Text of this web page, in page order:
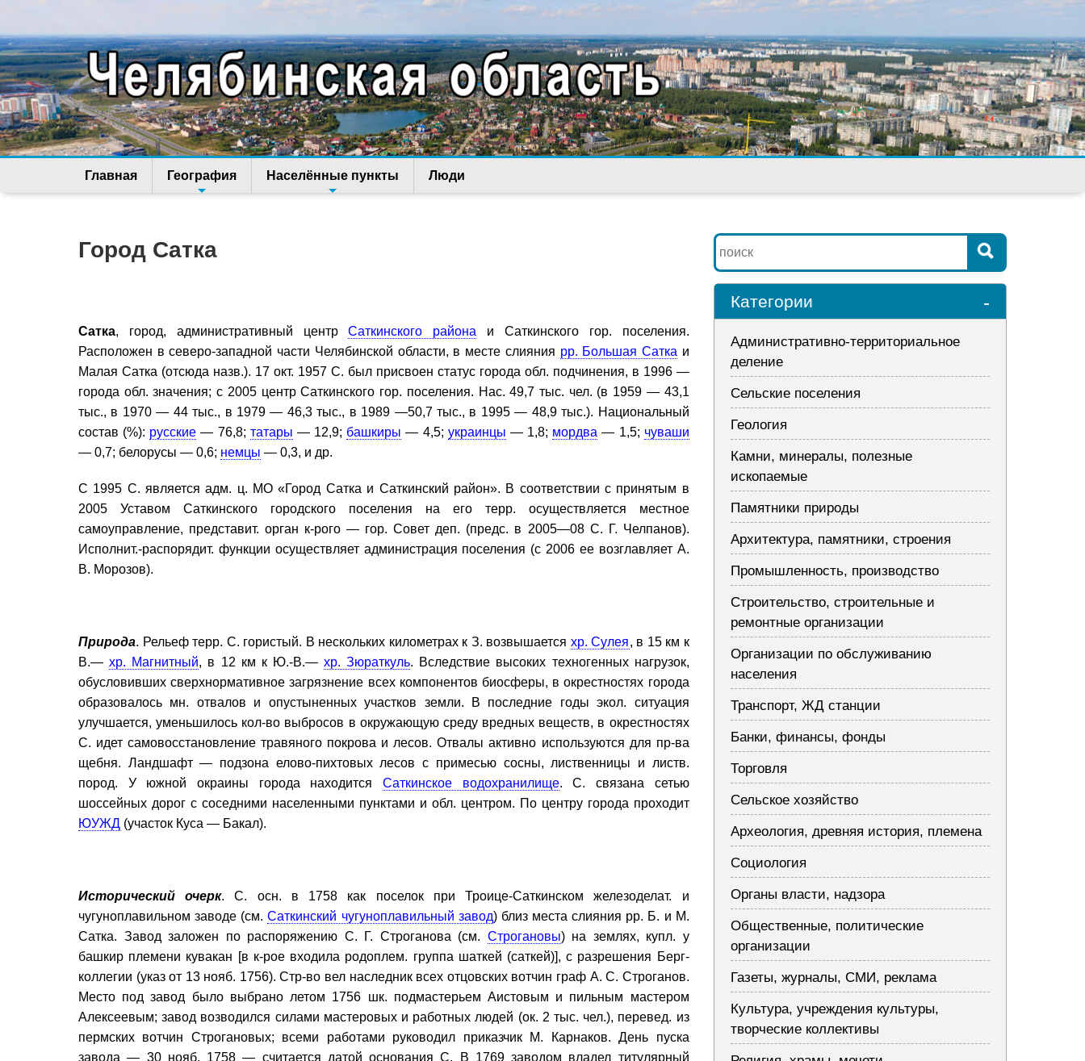
Главная География Населённые пункты Люди
Город Сатка
Сатка, город, административный центрСаткинского района и Саткинского гор. поселения.
Расположен в северо-западной части Челябинской области, в месте слияния рр. Большая Сатка и
Малая Сатка (отсюда назв.). 17 окт. 1957 С. был присвоен статус города обл. подчинения, в 1996 —
города обл. значения; с 2005 центр Саткинского гор. поселения. Нас. 49,7 тыс. чел. (в 1959 — 43,1
тыс., в 1970 — 44 тыс., в 1979 — 46,3 тыс., в 1989 —50,7 тыс., в 1995 — 48,9 тыс.). Национальный
состав (%): русские — 76,8; татары — 12,9; башкиры — 4,5; украинцы — 1,8; мордва — 1,5; чуваши
— 0,7; белорусы — 0,6; немцы — 0,3, и др.
С 1995 С. является адм. ц. МО «Город Сатка и Саткинский район». В соответствии с принятым в
2005 Уставом Саткинского городского поселения на его терр. осуществляется местное
самоуправление, представит. орган к-рого — гор. Совет деп. (предс. в 2005—08 С. Г. Челпанов).
Исполнит.-распорядит. функции осуществляет администрация поселения (с 2006 ее возглавляет А.
В. Морозов).
Природа. Рельеф терр. С. гористый. В нескольких километрах к З. возвышается хр. Сулея, в 15 км к
В.—хр. Магнитный, в 12 км к Ю.-В.—хр. Зюраткуль. Вследствие высоких техногенных нагрузок,
обусловивших сверхнормативное загрязнение всех компонентов биосферы, в окрестностях города
образовалось мн. отвалов и опустыненных участков земли. В последние годы экол. ситуация
улучшается, уменьшилось кол-во выбросов в окружающую среду вредных веществ, в окрестностях
С. идет самовосстановление травяного покрова и лесов. Отвалы активно используются для пр-ва
щебня. Ландшафт — подзона елово-пихтовых лесов с примесью сосны, лиственницы и листв.
пород. У южной окраины города находится Саткинское водохранилище. С. связана сетью
шоссейных дорог с соседними населенными пунктами и обл. центром. По центру города проходит
ЮУЖД (участок Куса — Бакал).
Исторический очерк. С. осн. в 1758 как поселок при Троице-Саткинском железоделат. и
чугуноплавильном заводе (см.Саткинский чугуноплавильный завод) близ места слияния рр. Б. и М.
Сатка. Завод заложен по распоряжению С. Г. Строганова (см. Строгановы) на землях, купл. у
башкир племени кувакан [в к-рое входила родоплем. группа шаткей (саткей)], с разрешения Берг-
коллегии (указ от 13 нояб. 1756). Стр-во вел наследник всех отцовских вотчин граф А. С. Строганов.
Место под завод было выбрано летом 1756 шк. подмастерьем Аистовым и пильным мастером
Алексеевым; завод возводился силами мастеровых и работных людей (ок. 2 тыс. чел.), перевед. из
пермских вотчин Строгановых; всеми работами руководил приказчик М. Карнаков. День пуска
завода — 30 нояб. 1758 — считается датой основания С. В 1769 заводом владел титулярный
Категории -
Административно-территориальное
деление
Сельские поселения
Геология
Камни, минералы, полезные
ископаемые
Памятники природы
Архитектура, памятники, строения
Промышленность, производство
Строительство, строительные и
ремонтные организации
Организации по обслуживанию
населения
Транспорт, ЖД станции
Банки, финансы, фонды
Торговля
Сельское хозяйство
Археология, древняя история, племена
Социология
Органы власти, надзора
Общественные, политические
организации
Газеты, журналы, СМИ, реклама
Культура, учреждения культуры,
творческие коллективы